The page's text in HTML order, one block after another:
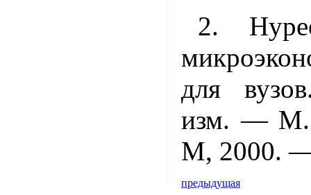
2.
для
изм. —
М, 2000.
предыдущая